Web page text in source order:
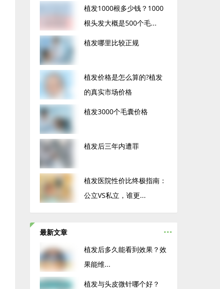
植发1000根多少钱？1000
根头发大概是500个毛...
植发哪里比较正规
植发价格是怎么算的?植发
的真实市场价格
植发3000个毛囊价格
植发后三年内遭罪
植发医院性价比终极指南：
公立VS私立，谁更...
最新文章 ...
植发后多久能看到效果？效
果能维...
植发与头皮微针哪个好？